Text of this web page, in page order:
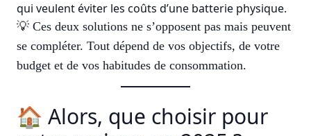
qui veulent éviter les coûts d’une batterie physique.
💡 Ces deux solutions ne s’opposent pas mais peuvent
se compléter. Tout dépend de vos objectifs, de votre
budget et de vos habitudes de consommation.
🏠 Alors, que choisir pour